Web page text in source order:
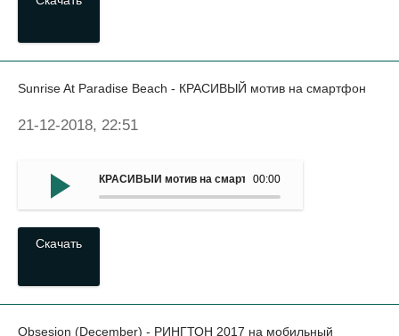
Sunrise At Paradise Beach - КРАСИВЫЙ мотив на смартфон
21-12-2018, 22:51
00:00
КРАСИВЫЙ мотив на смартфон - Sunrise At Paradise
Скачать
Obsesion (December) - РИНГТОН 2017 на мобильный